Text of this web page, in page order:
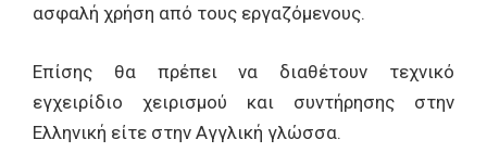
ασφαλή χρήση από τους εργαζόμενους.
Επίσης θα πρέπει να διαθέτουν τεχνικό
εγχειρίδιο χειρισμού και συντήρησης στην
Ελληνική είτε στην Αγγλική γλώσσα.